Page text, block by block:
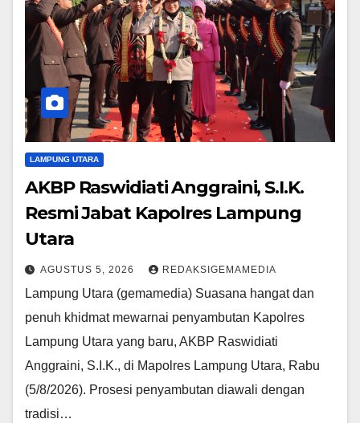
LAMPUNG UTARA
AKBP Raswidiati Anggraini, S.I.K.
Resmi Jabat Kapolres Lampung
Utara
AGUSTUS 5, 2026 REDAKSIGEMAMEDIA
Lampung Utara (gemamedia) Suasana hangat dan
penuh khidmat mewarnai penyambutan Kapolres
Lampung Utara yang baru, AKBP Raswidiati
Anggraini, S.I.K., di Mapolres Lampung Utara, Rabu
(5/8/2026). Prosesi penyambutan diawali dengan
tradisi…